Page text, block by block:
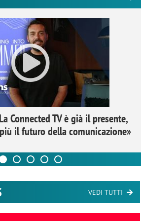
Connected TV è già il presente,
il futuro della comunicazione»
VEDI TUTTI